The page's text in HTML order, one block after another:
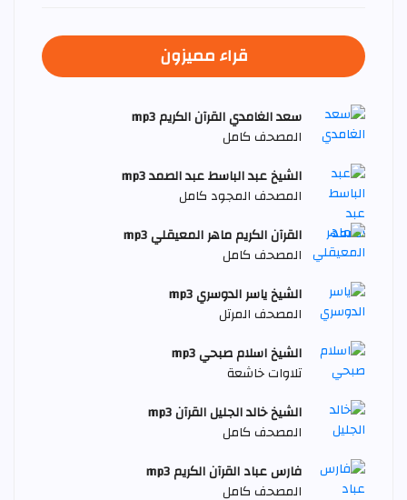
قراء مميزون
سعد الغامدي القرآن الكريم mp3
المصحف كامل
الشيخ عبد الباسط عبد الصمد mp3
المصحف المجود كامل
القرآن الكريم ماهر المعيقلي mp3
المصحف كامل
الشيخ ياسر الدوسري mp3
المصحف المرتل
الشيخ اسلام صبحي mp3
تلاوات خاشعة
الشيخ خالد الجليل القرآن mp3
المصحف كامل
فارس عباد القرآن الكريم mp3
المصحف كامل